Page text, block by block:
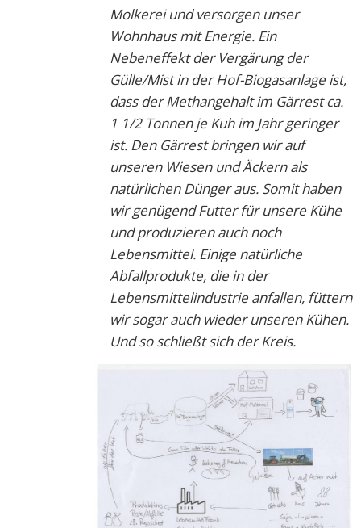
Molkerei und versorgen unser
Wohnhaus mit Energie. Ein
Nebeneffekt der Vergärung der
Gülle/Mist in der Hof-Biogasanlage ist,
dass der Methangehalt im Gärrest ca.
1 1/2 Tonnen je Kuh im Jahr geringer
ist. Den Gärrest bringen wir auf
unseren Wiesen und Äckern als
natürlichen Dünger aus. Somit haben
wir genügend Futter für unsere Kühe
und produzieren auch noch
Lebensmittel. Einige natürliche
Abfallprodukte, die in der
Lebensmittelindustrie anfallen, füttern
wir sogar auch wieder unseren Kühen.
Und so schließt sich der Kreis.